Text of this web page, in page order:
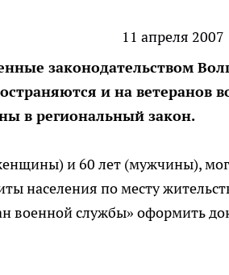
11 апреля 2007
законодательством
и на ветеранов
в региональный закон.
и 60 лет (мужчины),
населения по месту
военной службы» оформить